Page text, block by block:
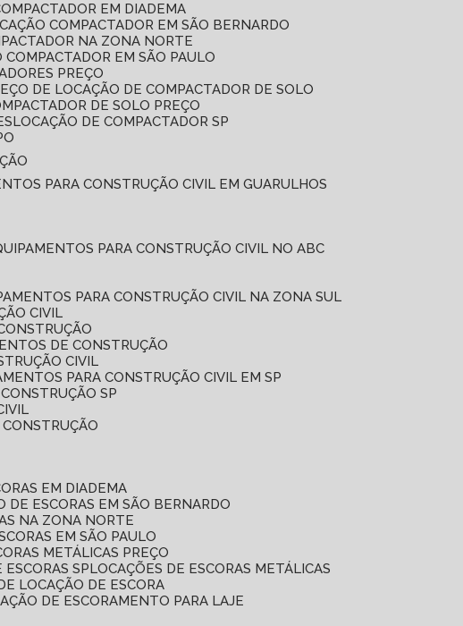
EM DIADEMA
COMPACTADOR EM SÃO BERNARDO
NA ZONA NORTE
COMPACTADOR EM SÃO PAULO
PREÇO
DE LOCAÇÃO DE COMPACTADOR DE SOLO
DE SOLO PREÇO
LOCAÇÃO DE COMPACTADOR SP
PARA CONSTRUÇÃO CIVIL EM GUARULHOS
PARA CONSTRUÇÃO CIVIL NO ABC
PARA CONSTRUÇÃO CIVIL NA ZONA SUL
CIVIL
DE CONSTRUÇÃO
CIVIL
PARA CONSTRUÇÃO CIVIL EM SP
SP
EM DIADEMA
DE ESCORAS EM SÃO BERNARDO
NA ZONA NORTE
EM SÃO PAULO
METÁLICAS PREÇO
ESCORAS SP LOCAÇÕES DE ESCORAS METÁLICAS
DE LOCAÇÃO DE ESCORA
DE ESCORAMENTO PARA LAJE